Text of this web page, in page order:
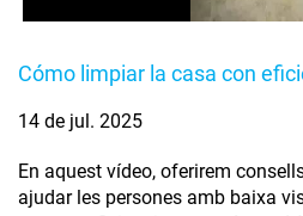
Cómo limpiar la casa con
14 de jul. 2025
En aquest vídeo, oferirem
ajudar les persones amb baixa